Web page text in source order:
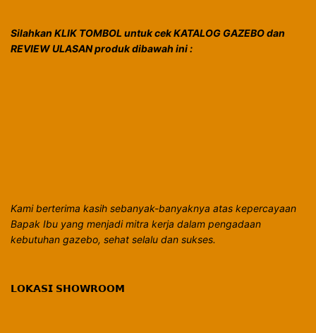
Silahkan KLIK TOMBOL untuk cek KATALOG GAZEBO dan
REVIEW ULASAN produk dibawah ini :
Kami berterima kasih sebanyak-banyaknya atas kepercayaan
Bapak Ibu yang menjadi mitra kerja dalam pengadaan
kebutuhan gazebo, sehat selalu dan sukses.
𝗟𝗢𝗞𝗔𝗦𝗜 𝗦𝗛𝗢𝗪𝗥𝗢𝗢𝗠